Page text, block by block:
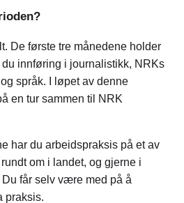
De første tre månedene holder
innføring i journalistikk, NRKs
språk. I løpet av denne
en tur sammen til NRK
har du arbeidspraksis på et av
om i landet, og gjerne i
får selv være med på å
praksis.